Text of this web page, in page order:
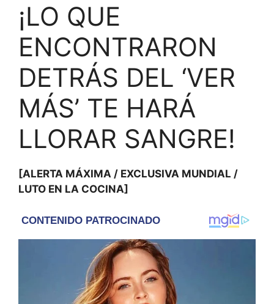
¡LO QUE
ENCONTRARON
DETRÁS DEL ‘VER
MÁS’ TE HARÁ
LLORAR SANGRE!
[ALERTA MÁXIMA / EXCLUSIVA MUNDIAL /
LUTO EN LA COCINA]